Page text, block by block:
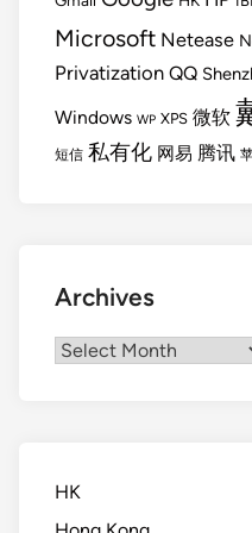
Microsoft Netease
Privatization QQ
Windows WP XPS 微软
短信 私有化 网易 腾讯
Archives
Archives
HK